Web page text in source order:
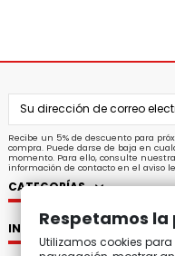
Recibe un 5% de descuento para
compra. Puede darse de baja en
momento. Para ello, consulte nuestra
información de contacto en el aviso
CATEGORÍAS
INFORMACIÓN
Respetamos
Utilizamos cookies